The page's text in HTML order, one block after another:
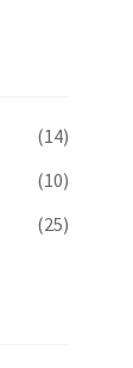
(14)
(10)
(25)